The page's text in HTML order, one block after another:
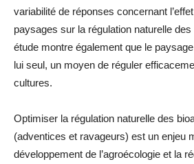
variabilité de réponses concernant
paysages sur la régulation naturelle
étude montre également que le
lui seul, un moyen de réguler
cultures.
Optimiser la régulation naturelle des
(adventices et ravageurs) est un enjeu
développement de l’agroécologie et la